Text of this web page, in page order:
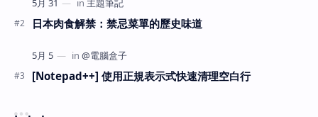
日本肉食解禁：禁忌菜單的歷史味道
[Notepad++] 使用正規表示式快速清理空白行